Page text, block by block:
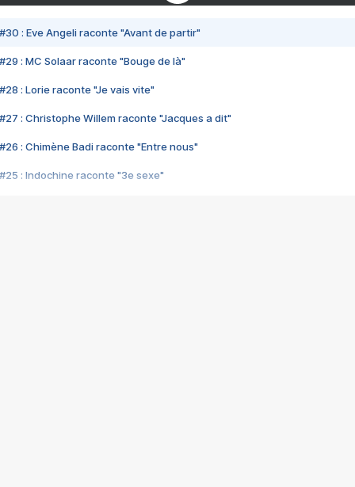
#30 : Eve Angeli raconte "Avant de partir"
#29 : MC Solaar raconte "Bouge de là"
#28 : Lorie raconte "Je vais vite"
#27 : Christophe Willem raconte "Jacques a dit"
#26 : Chimène Badi raconte "Entre nous"
#25 : Indochine raconte "3e sexe"